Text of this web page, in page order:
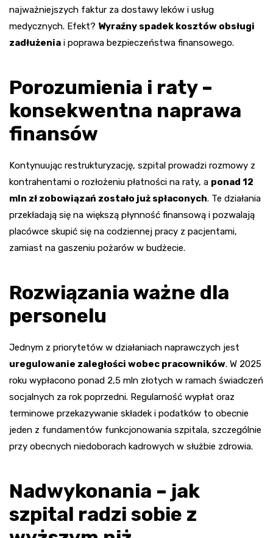
najważniejszych faktur za dostawy leków i usług
medycznych. Efekt? Wyraźny spadek kosztów obsługi
zadłużenia i poprawa bezpieczeństwa finansowego.
Porozumienia i raty –
konsekwentna naprawa
finansów
Kontynuując restrukturyzację, szpital prowadzi rozmowy z
kontrahentami o rozłożeniu płatności na raty, a ponad 12
mln zł zobowiązań zostało już spłaconych. Te działania
przekładają się na większą płynność finansową i pozwalają
placówce skupić się na codziennej pracy z pacjentami,
zamiast na gaszeniu pożarów w budżecie.
Rozwiązania ważne dla
personelu
Jednym z priorytetów w działaniach naprawczych jest
uregulowanie zaległości wobec pracowników. W 2025
roku wypłacono ponad 2,5 mln złotych w ramach świadczeń
socjalnych za rok poprzedni. Regularność wypłat oraz
terminowe przekazywanie składek i podatków to obecnie
jeden z fundamentów funkcjonowania szpitala, szczególnie
przy obecnych niedoborach kadrowych w służbie zdrowia.
Nadwykonania – jak
szpital radzi sobie z